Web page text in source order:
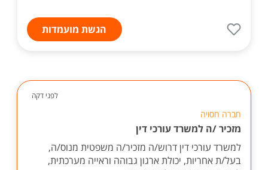
הגשת מועמדות
לפני דקה
חברה חסויה
מזכיר /ה למשרד עורכי דין
למשרד עורכי דין דרוש/ה מזכיר/ה משפטית מנוס/ה,
בעל/ת אחריות, יכולת ארגון גבוהה וראייה מערכתית,